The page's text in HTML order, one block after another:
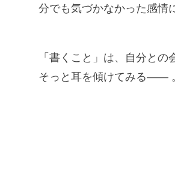
分でも気づかなかった感情
「書くこと」は、自分と
そっと耳を傾けてみる——